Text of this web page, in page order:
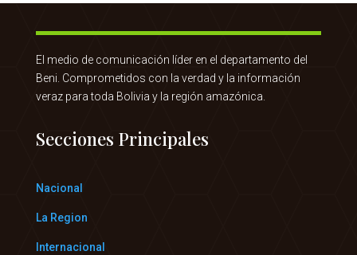
El medio de comunicación líder en el departamento del
Beni. Comprometidos con la verdad y la información
veraz para toda Bolivia y la región amazónica.
Secciones Principales
Nacional
La Region
Internacional